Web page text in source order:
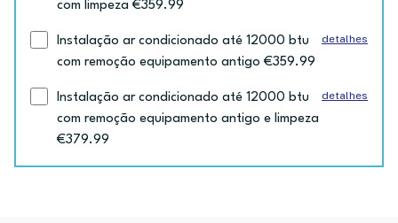
com limpeza €359.99
Instalação ar condicionado até 12000 btu
com remoção equipamento antigo €359.99
detalhes
Instalação ar condicionado até 12000 btu
com remoção equipamento antigo e limpeza
€379.99
detalhes